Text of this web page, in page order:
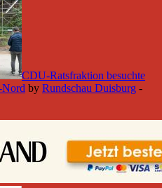
CDU-Ratsfraktion besuchte
Nord by Rundschau Duisburg -